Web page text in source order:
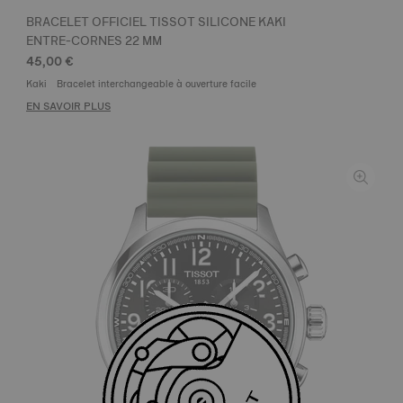
BRACELET OFFICIEL TISSOT SILICONE KAKI
ENTRE-CORNES 22 MM
45,00 €
Kaki Bracelet interchangeable à ouverture facile
EN SAVOIR PLUS